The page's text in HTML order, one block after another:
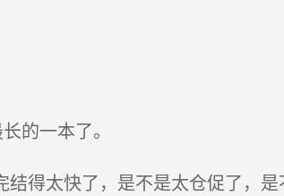
的一本了。
得太快了，是不是太仓促了，